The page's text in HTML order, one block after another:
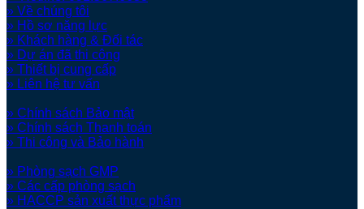
» Về chúng tôi
» Hồ sơ năng lực
» Khách hàng & Đối tác
» Dự án đã thi công
» Thiết bị cung cấp
» Liên hệ tư vấn
» Chính sách Bảo mật
» Chính sách Thanh toán
» Thi công và Bảo hành
» Phòng sạch GMP
» Các cấp phòng sạch
» HACCP sản xuất thực phẩm